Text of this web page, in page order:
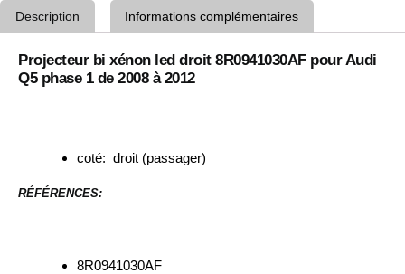
Description Informations complémentaires
Projecteur bi xénon led droit 8R0941030AF pour Audi
Q5 phase 1 de 2008 à 2012
coté: droit (passager)
RÉFÉRENCES:
8R0941030AF